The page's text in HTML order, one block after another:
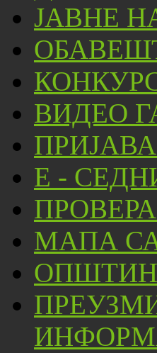
ЈАВНЕ
ВИДЕО
Е -
МАПА